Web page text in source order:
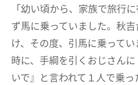
「幼い頃から、家族で旅行
ず馬に乗っていました。秋
け、その度、引馬に乗って
時に、手綱を引くおじさん
いで』と言われて１人で乗